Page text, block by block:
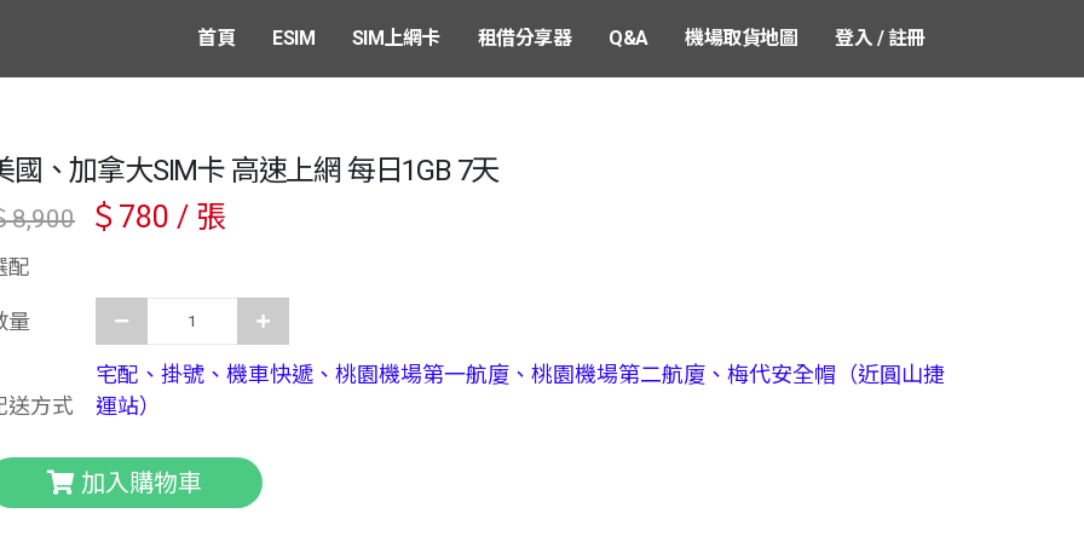
首頁 ESIM SIM上網卡 租借分享器 Q&A 機場取貨地圖 登入 / 註冊
國、加拿大SIM卡 高速上網 每日1GB 7天
8,900 ＄780 / 張
配
量
送方式
宅配、掛號、機車快遞、桃園機場第一航廈、桃園機場第二航廈、梅代安全帽（近圓山捷
運站）
加入購物車